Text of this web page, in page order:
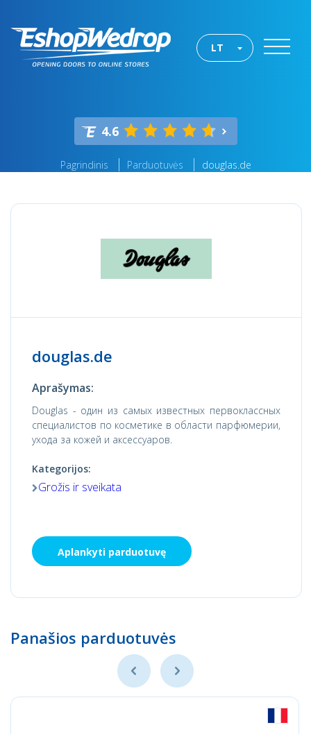
LT
4.6
Pagrindinis Parduotuvės douglas.de
douglas.de
Aprašymas:
Douglas - один из самых известных первоклассных
специалистов по косметике в области парфюмерии,
ухода за кожей и аксессуаров.
Kategorijos:
Grožis ir sveikata
Aplankyti parduotuvę
Panašios parduotuvės